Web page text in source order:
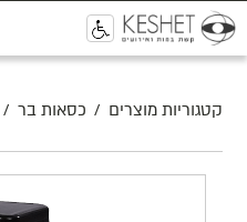
קטגוריות מוצרים / כסאות בר /